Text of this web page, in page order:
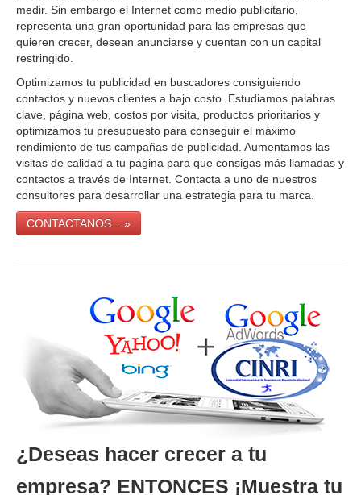
medir. Sin embargo el Internet como medio publicitario,
representa una gran oportunidad para las empresas que
quieren crecer, desean anunciarse y cuentan con un capital
restringido.
Optimizamos tu publicidad en buscadores consiguiendo
contactos y nuevos clientes a bajo costo. Estudiamos palabras
clave, página web, costos por visita, productos prioritarios y
optimizamos tu presupuesto para conseguir el máximo
rendimiento de tus campañas de publicidad. Aumentamos las
visitas de calidad a tu página para que consigas más llamadas y
contactos a través de Internet. Contacta a uno de nuestros
consultores para desarrollar una estrategia para tu marca.
CONTACTANOS... »
¿Deseas hacer crecer a tu
empresa? ENTONCES ¡Muestra tu